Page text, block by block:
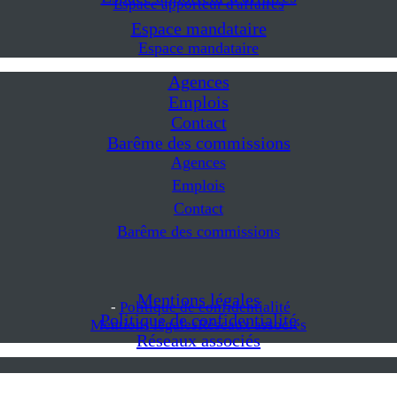
Espace apporteur d'affaires
Espace mandataire
Espace mandataire
Agences
Emplois
Contact
Barême des commissions
Agences
Emplois
Contact
Barême des commissions
Mentions légales
Politique de confidentialité
Réseaux associés
- Politique de confidentialité
Mentions légalesRéseaux associés